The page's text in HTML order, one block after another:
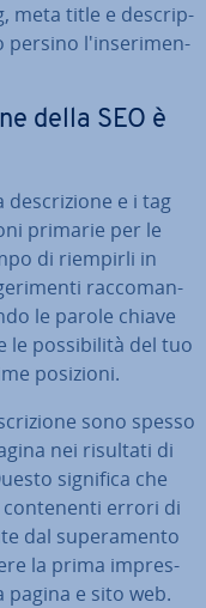
meta title e de­scrip­
persino l'in­se­ri­men­
della SEO è
e i tag
primarie per le
di riempirli in
rac­co­man­
le parole chiave
le pos­si­bi­li­tà del tuo
posizioni.
sono spesso
nei risultati di
significa che
errori di
dal su­pe­ra­men­to
la prima im­pres­
e sito web.